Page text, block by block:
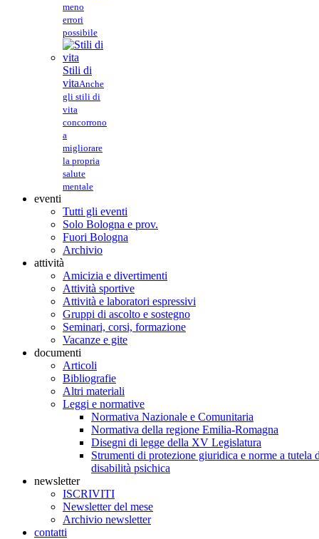
meno
errori
possibile
Stili di
vitaAnche
gli stili di
vita
concorrono
a
migliorare
la propria
salute
mentale
eventi
Tutti gli eventi
Solo Bologna e prov.
Fuori Bologna
Archivio
attività
Amicizia e divertimenti
Attività sportive
Attività e laboratori espressivi
Gruppi di ascolto e sostegno
Seminari, corsi, formazione
Vacanze e gite
documenti
Articoli
Bibliografie
Altri materiali
Leggi e normative
Normativa Nazionale e Comunitaria
Normativa della regione Emilia-Romagna
Disegni di legge della XV Legislatura
Strumenti di protezione giuridica e norme a tutela
disabilità psichica
newsletter
ISCRIVITI
Newsletter del mese
Archivio newsletter
contatti